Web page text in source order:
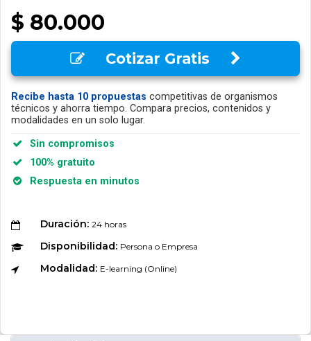
$ 80.000
Cotizar Gratis
Recibe hasta 10 propuestas competitivas de organismos
técnicos y ahorra tiempo. Compara precios, contenidos y
modalidades en un solo lugar.
Sin compromisos
100% gratuito
Respuesta en minutos
Duración: 24 horas
Disponibilidad: Persona o Empresa
Modalidad: E-learning (Online)